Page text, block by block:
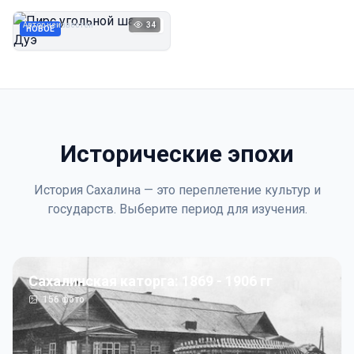
НОВОЕ 1923
Автор неизвестен 34
Исторические эпохи
История Сахалина — это переплетение культур и
государств. Выберите период для изучения.
Сахалинская каторга: 1869 - 1906 гг
156фото